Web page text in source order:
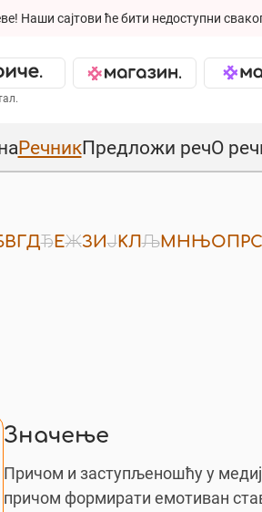
Наши сајтови ће бити недоступни
РечникПредложи речО
ВГ ДЂЕЖЗИЈКЛЉМНЊОПРС
Значење
Причом и заступљеношћу у
причом формирати емотиван